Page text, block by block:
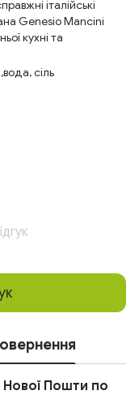
італійські
Genesio Mancini
кухні та
сіль
Пошти по